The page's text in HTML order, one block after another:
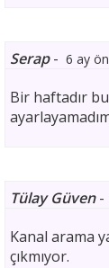
Serap- 6 ay
Bir haftadır
Tülay Güven-
Kanal arama
çıkmıyor.